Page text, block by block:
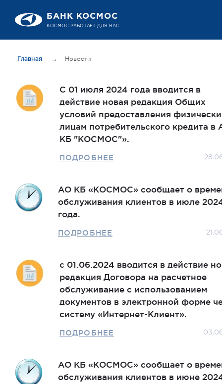
БАНК КОСМОС
Главная → Новости
C 01 июля 2024 года вводится в
действие новая редакция Общих
условий предоставления
лицам потребительского кредита в
КБ "КОСМОС"».
ПОДРОБНЕЕ
АО КБ «КОСМОС» сообщает о
обслуживания клиентов в июле
года.
ПОДРОБНЕЕ
с 01.06.2024 вводится в действие
редакция Договора на расчетное
обслуживание с использованием
документов в электронной форме
систему «Интернет-Клиент».
ПОДРОБНЕЕ
АО КБ «КОСМОС» сообщает о
обслуживания клиентов в июне